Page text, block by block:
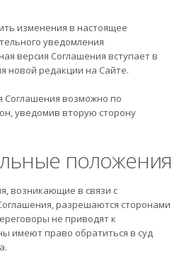
изменения в настоящее
уведомления
версия Соглашения вступает в
новой редакции на Сайте.
Соглашения возможно по
уведомив вторую сторону
положения
возникающие в связи с
разрешаются сторонами
не приводят к
имеют право обратиться в суд